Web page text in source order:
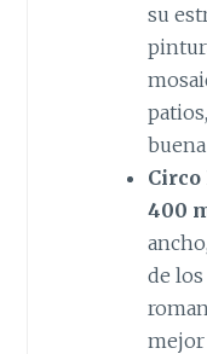
su
Circo
400
de
mejor